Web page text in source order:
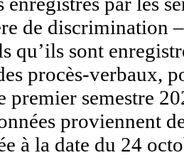
de discrimination
qu’ils sont
procès-verbaux,
premier semestre
proviennent
à la date du 24